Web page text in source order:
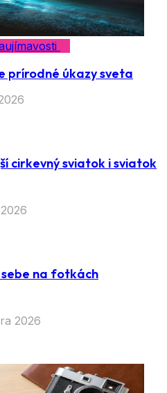
cirkevný sviatok i
sebe na fotkách
2026